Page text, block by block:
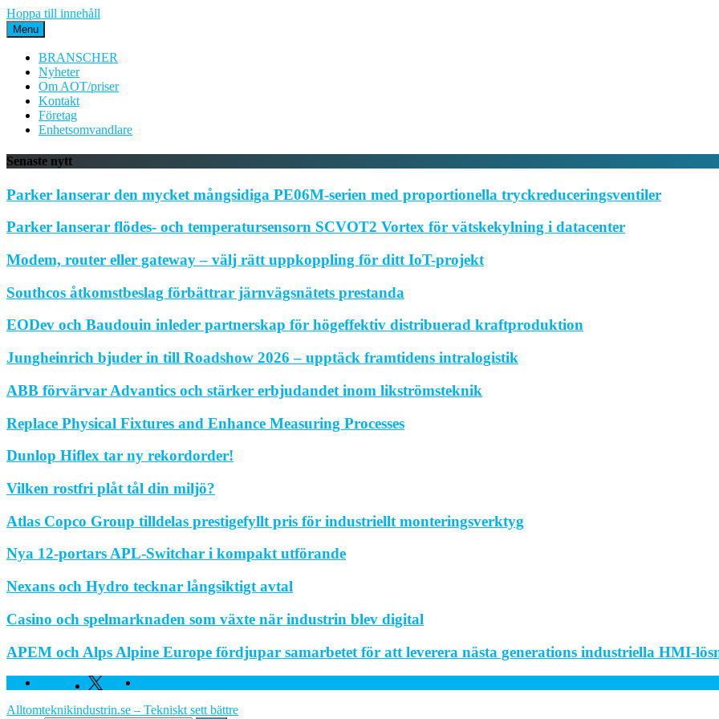
Hoppa till innehåll
Menu
BRANSCHER
Nyheter
Om AOT/priser
Kontakt
Företag
Enhetsomvandlare
Senaste nytt
Parker lanserar den mycket mångsidiga PE06M-serien med proportionella tryckreduceringsventiler
Parker lanserar flödes- och temperatursensorn SCVOT2 Vortex för vätskekylning i datacenter
Modem, router eller gateway – välj rätt uppkoppling för ditt IoT-projekt
Southcos åtkomstbeslag förbättrar järnvägsnätets prestanda
EODev och Baudouin inleder partnerskap för högeffektiv distribuerad kraftproduktion
Jungheinrich bjuder in till Roadshow 2026 – upptäck framtidens intralogistik
ABB förvärvar Advantics och stärker erbjudandet inom likströmsteknik
Replace Physical Fixtures and Enhance Measuring Processes
Dunlop Hiflex tar ny rekordorder!
Vilken rostfri plåt tål din miljö?
Atlas Copco Group tilldelas prestigefyllt pris för industriellt monteringsverktyg
Nya 12-portars APL-Switchar i kompakt utförande
Nexans och Hydro tecknar långsiktigt avtal
Casino och spelmarknaden som växte när industrin blev digital
APEM och Alps Alpine Europe fördjupar samarbetet för att leverera nästa generations industriella HMI-
Facebook Twitter
Alltomteknikindustrin.se – Tekniskt sett bättre